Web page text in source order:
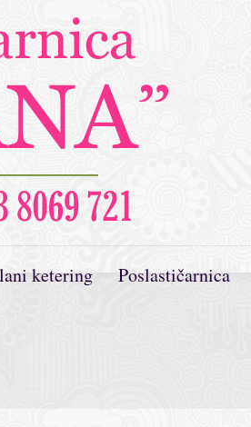
ketering Poslastičarnica